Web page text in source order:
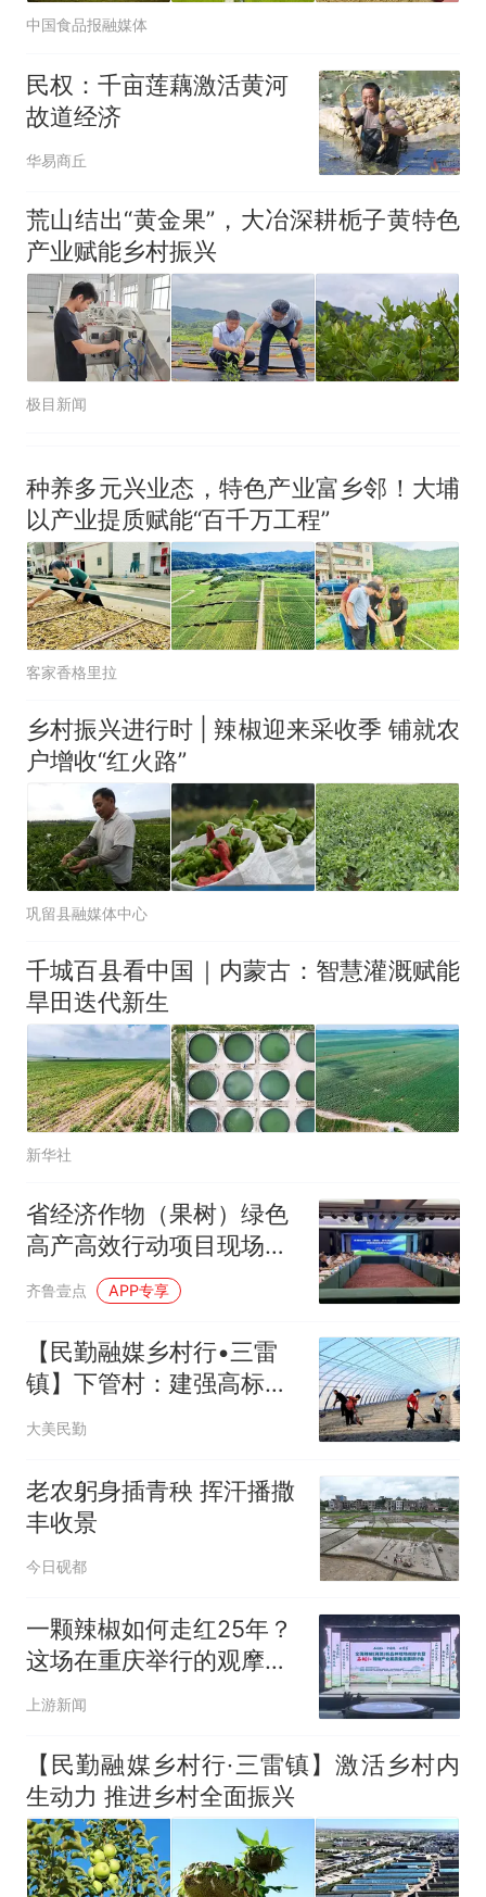
中国食品报融媒体
民权：千亩莲藕激活黄河
故道经济
华易商丘
荒山结出“黄金果”，大冶深耕栀子黄特色
产业赋能乡村振兴
极目新闻
种养多元兴业态，特色产业富乡邻！大埔
以产业提质赋能“百千万工程”
客家香格里拉
乡村振兴进行时 | 辣椒迎来采收季 铺就农
户增收“红火路”
巩留县融媒体中心
千城百县看中国｜内蒙古：智慧灌溉赋能
旱田迭代新生
新华社
省经济作物（果树）绿色
高产高效行动项目现场观
摩交流会落地栖霞
齐鲁壹点 APP专享
【民勤融媒乡村行•三雷
镇】下管村：建强高标准
日光温室 跑出产业富民
大美民勤
老农躬身插青秧 挥汗播撒
丰收景
今日砚都
一颗辣椒如何走红25年？
这场在重庆举行的观摩研
讨会说清楚了
上游新闻
【民勤融媒乡村行·三雷镇】激活乡村内
生动力 推进乡村全面振兴